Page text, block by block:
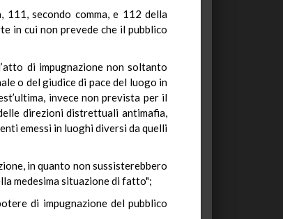
secondo comma, e 112 della
in cui non prevede che il pubblico
di impugnazione non soltanto
o del giudice di pace del luogo in
invece non prevista per il
direzioni distrettuali antimafia,
emessi in luoghi diversi da quelli
in quanto non sussisterebbero
medesima situazione di fatto";
di impugnazione del pubblico